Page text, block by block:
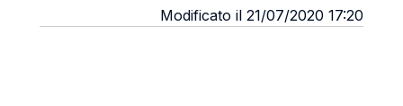
Modificato il 21/07/2020 17:20